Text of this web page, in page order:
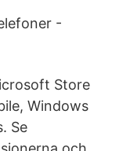
-
Store
Windows
Se